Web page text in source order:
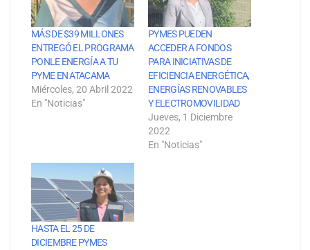
MÁS DE $39 MILLONES
ENTREGÓ EL PROGRAMA
PONLE ENERGÍA A TU
PYME EN ATACAMA
Miércoles, 20 Abril 2022
En "Noticias"
PYMES PUEDEN
ACCEDER A FONDOS
PARA INICIATIVAS DE
EFICIENCIA ENERGÉTICA,
ENERGÍAS RENOVABLES
Y ELECTROMOVILIDAD
Jueves, 1 Diciembre
2022
En "Noticias"
HASTA EL 25 DE
DICIEMBRE PYMES